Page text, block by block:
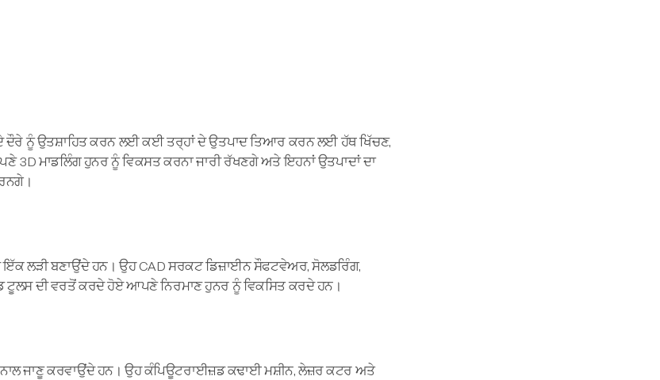
ਨੂੰ ਉਤਸ਼ਾਹਿਤ ਕਰਨ ਲਈ ਕਈ ਤਰ੍ਹਾਂ ਦੇ ਉਤਪਾਦ ਤਿਆਰ ਕਰਨ ਲਈ ਹੱਥ ਖਿੱਚਣ,
ਮਾਡਲਿੰਗ ਹੁਨਰ ਨੂੰ ਵਿਕਸਤ ਕਰਨਾ ਜਾਰੀ ਰੱਖਣਗੇ ਅਤੇ ਇਹਨਾਂ ਉਤਪਾਦਾਂ ਦਾ
ਲੜੀ ਬਣਾਉਂਦੇ ਹਨ। ਉਹ CAD ਸਰਕਟ ਡਿਜ਼ਾਈਨ ਸੌਫਟਵੇਅਰ, ਸੋਲਡਰਿੰਗ,
ਦੀ ਵਰਤੋਂ ਕਰਦੇ ਹੋਏ ਆਪਣੇ ਨਿਰਮਾਣ ਹੁਨਰ ਨੂੰ ਵਿਕਸਿਤ ਕਰਦੇ ਹਨ।
ਜਾਣੂ ਕਰਵਾਉਂਦੇ ਹਨ। ਉਹ ਕੰਪਿਊਟਰਾਈਜ਼ਡ ਕਢਾਈ ਮਸ਼ੀਨ, ਲੇਜ਼ਰ ਕਟਰ ਅਤੇ